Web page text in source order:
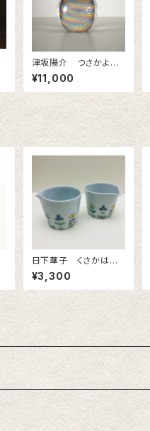
津坂陽介 つさかよう
すけ 虹のリンゴ（小）
¥11,000
日下華子 くさかはな
こ 九谷焼 色絵花文
片口
¥3,300